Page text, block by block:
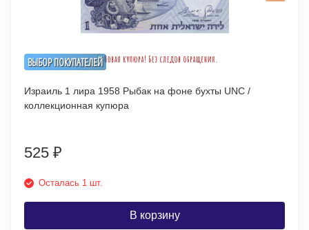
ВЫБОР ПОКУПАТЕЛЕЙ
Израиль 1 лира 1958 Рыбак на фоне бухты UNC /
коллекционная купюра
525 ₽
Осталась 1 шт.
В корзину